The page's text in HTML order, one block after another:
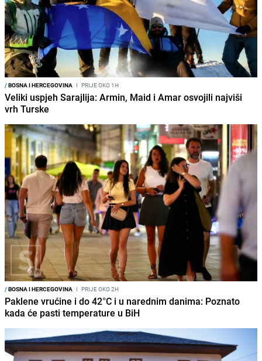
/BOSNA I HERCEGOVINA I PRIJE OKO 1H
Veliki uspjeh Sarajlija: Armin, Maid i Amar osvojili najviši
vrh Turske
/BOSNA I HERCEGOVINA I PRIJE OKO 2H
Paklene vrućine i do 42°C i u narednim danima: Poznato
kada će pasti temperature u BiH